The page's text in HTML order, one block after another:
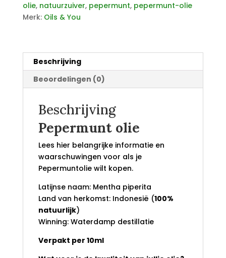
olie, natuurzuiver, pepermunt, pepermunt-olie
Merk: Oils & You
Beschrijving
Beoordelingen (0)
Beschrijving
Pepermunt olie
Lees hier belangrijke informatie en
waarschuwingen voor als je
Pepermuntolie wilt kopen.
Latijnse naam: Mentha piperita
Land van herkomst: Indonesië (100%
natuurlijk)
Winning: Waterdamp destillatie
Verpakt per 10ml